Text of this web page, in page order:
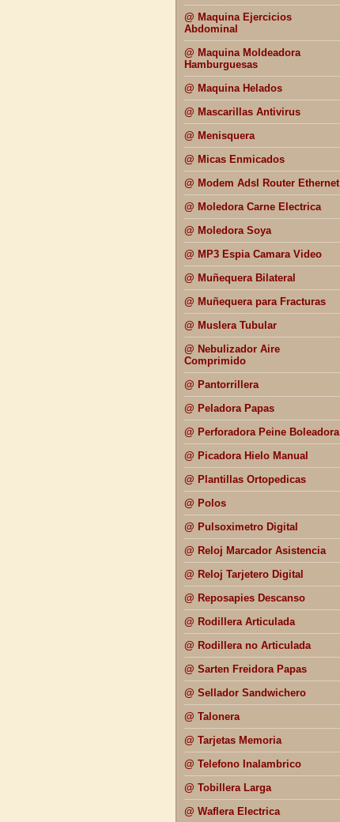
@ Maquina Ejercicios
Abdominal
@ Maquina Moldeadora
Hamburguesas
@ Maquina Helados
@ Mascarillas Antivirus
@ Menisquera
@ Micas Enmicados
@ Modem Adsl Router Ethernet
@ Moledora Carne Electrica
@ Moledora Soya
@ MP3 Espia Camara Video
@ Muñequera Bilateral
@ Muñequera para Fracturas
@ Muslera Tubular
@ Nebulizador Aire
Comprimido
@ Pantorrillera
@ Peladora Papas
@ Perforadora Peine Boleadora
@ Picadora Hielo Manual
@ Plantillas Ortopedicas
@ Polos
@ Pulsoximetro Digital
@ Reloj Marcador Asistencia
@ Reloj Tarjetero Digital
@ Reposapies Descanso
@ Rodillera Articulada
@ Rodillera no Articulada
@ Sarten Freidora Papas
@ Sellador Sandwichero
@ Talonera
@ Tarjetas Memoria
@ Telefono Inalambrico
@ Tobillera Larga
@ Waflera Electrica